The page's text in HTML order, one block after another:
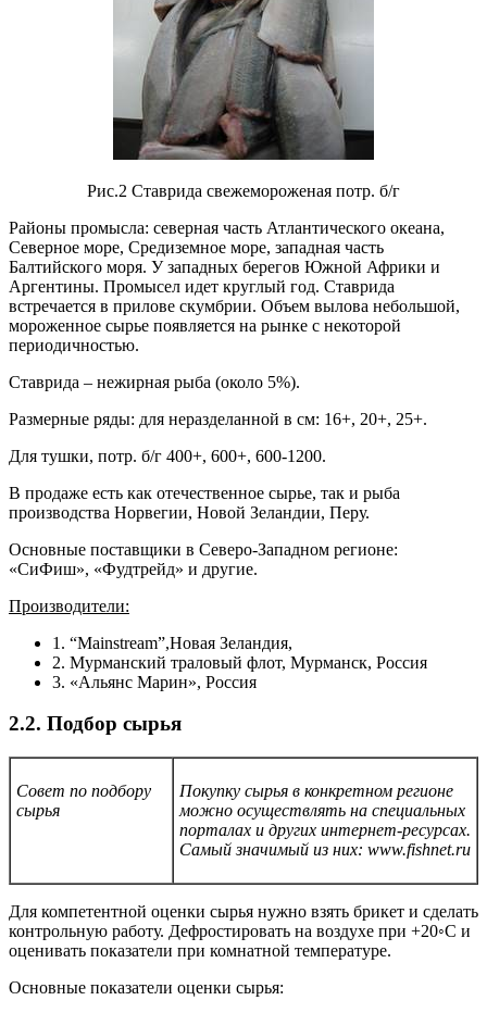
Рис.2 Ставрида свежемороженая потр. б/г
Районы промысла: северная часть Атлантического океана,
Северное море, Средиземное море, западная часть
Балтийского моря. У западных берегов Южной Африки и
Аргентины. Промысел идет круглый год. Ставрида
встречается в прилове скумбрии. Объем вылова небольшой,
мороженное сырье появляется на рынке с некоторой
периодичностью.
Ставрида – нежирная рыба (около 5%).
Размерные ряды: для неразделанной в см: 16+, 20+, 25+.
Для тушки, потр. б/г 400+, 600+, 600-1200.
В продаже есть как отечественное сырье, так и рыба
производства Норвегии, Новой Зеландии, Перу.
Основные поставщики в Северо-Западном регионе:
«СиФиш», «Фудтрейд» и другие.
Производители:
1. “Mainstream”,Новая Зеландия,
2. Мурманский траловый флот, Мурманск, Россия
3. «Альянс Марин», Россия
2.2. Подбор сырья
Совет по подбору
сырья
Покупку сырья в конкретном регионе
можно осуществлять на специальных
порталах и других интернет-ресурсах.
Самый значимый из них: www.fishnet.ru
Для компетентной оценки сырья нужно взять брикет и сделать
контрольную работу. Дефростировать на воздухе при +20◦С и
оценивать показатели при комнатной температуре.
Основные показатели оценки сырья: